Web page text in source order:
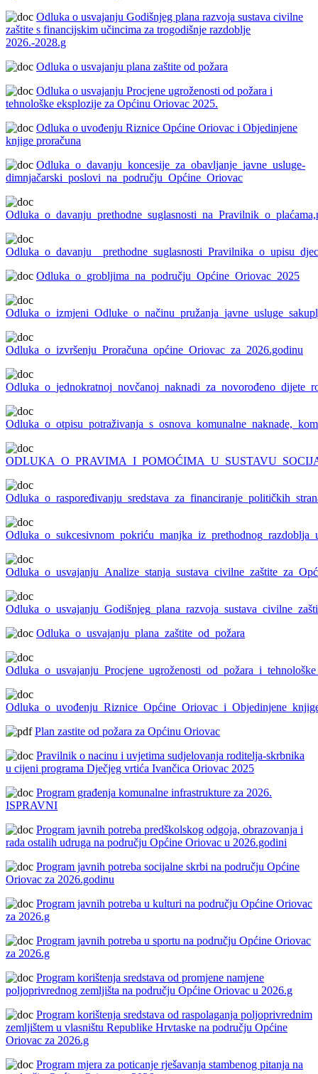
Odluka o usvajanju Godišnjeg plana razvoja sustava civilne
zaštite s financijskim učincima za trogodišnje razdoblje
2026.-2028.g
Odluka o usvajanju plana zaštite od požara
Odluka o usvajanju Procjene ugroženosti od požara i
tehnološke eksplozije za Općinu Oriovac 2025.
Odluka o uvođenju Riznice Općine Oriovac i Objedinjene
knjige proračuna
Odluka_o_davanju_koncesije_za_obavljanje_javne_usluge-
dimnjačarski_poslovi_na_području_Općine_Oriovac
Odluka_o_grobljima_na_području_Općine_Oriovac_2025
Odluka_o_izvršenju_Proračuna_općine_Oriovac_za_2026.godinu
Odluka_o_usvajanju_plana_zaštite_od_požara
Plan zastite od požara za Općinu Oriovac
Pravilnik o nacinu i uvjetima sudjelovanja roditelja-skrbnika
u cijeni programa Dječjeg vrtića Ivančica Oriovac 2025
Program građenja komunalne infrastrukture za 2026.
ISPRAVNI
Program javnih potreba predškolskog odgoja, obrazovanja i
rada ostalih udruga na području Općine Oriovac u 2026.godini
Program javnih potreba socijalne skrbi na području Općine
Oriovac za 2026.godinu
Program javnih potreba u kulturi na području Općine Oriovac
za 2026.g
Program javnih potreba u sportu na području Općine Oriovac
za 2026.g
Program korištenja sredstava od promjene namjene
poljoprivrednog zemljišta na području Općine Oriovac u 2026.g
Program korištenja sredstava od raspolaganja poljoprivrednim
zemljištem u vlasništu Republike Hrvtaske na području Općine
Oriovac za 2026.g
Program mjera za poticanje rješavanja stambenog pitanja na